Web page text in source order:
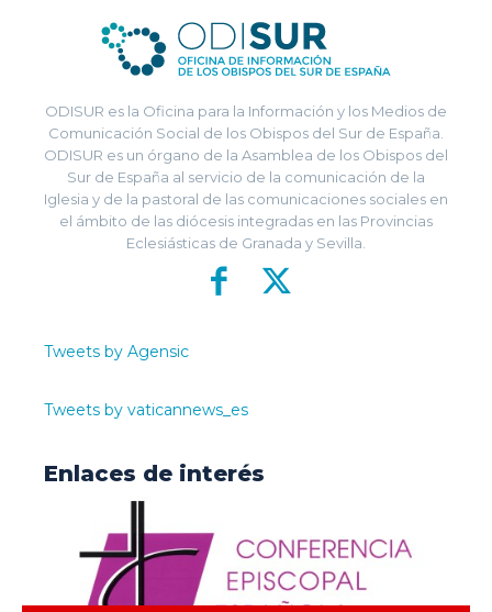
ODISUR es la Oficina para la Información y los Medios de
Comunicación Social de los Obispos del Sur de España.
ODISUR es un órgano de la Asamblea de los Obispos del
Sur de España al servicio de la comunicación de la
Iglesia y de la pastoral de las comunicaciones sociales en
el ámbito de las diócesis integradas en las Provincias
Eclesiásticas de Granada y Sevilla.
Tweets by Agensic
Tweets by vaticannews_es
Enlaces de interés